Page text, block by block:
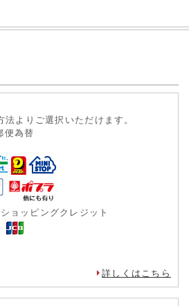
698,280円
よりご選択いただけます。
便為替
ショッピングクレジット
詳しくはこちら